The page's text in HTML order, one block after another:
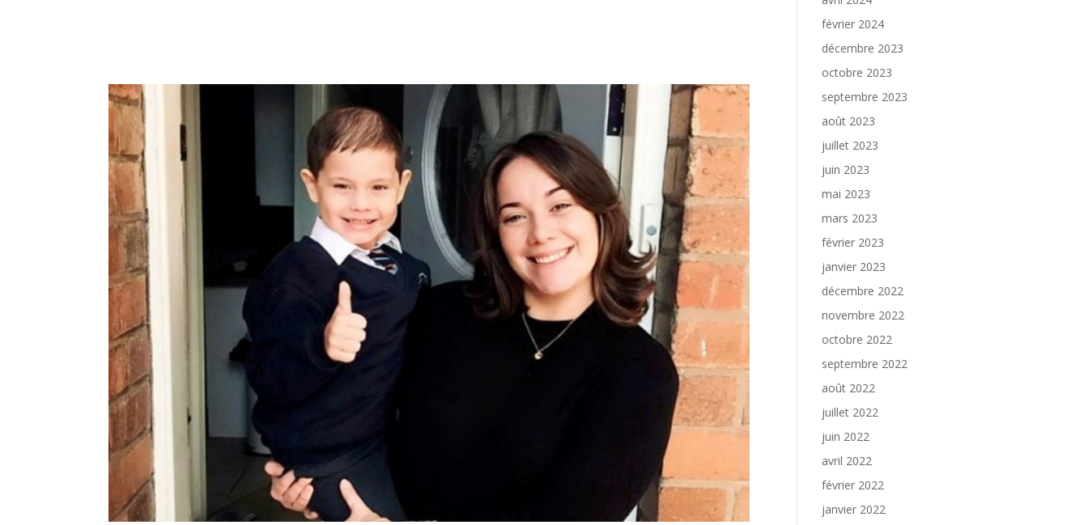
février 2024
décembre 2023
octobre 2023
septembre 2023
août 2023
juillet 2023
juin 2023
mai 2023
mars 2023
février 2023
janvier 2023
décembre 2022
novembre 2022
octobre 2022
septembre 2022
août 2022
juillet 2022
juin 2022
avril 2022
février 2022
janvier 2022